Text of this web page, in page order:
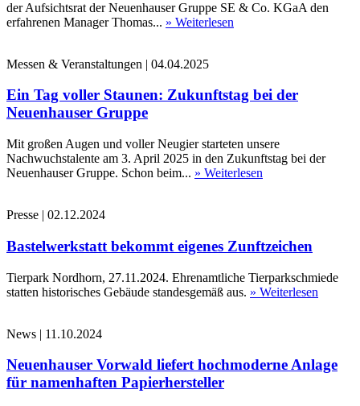
der Aufsichtsrat der Neuenhauser Gruppe SE & Co. KGaA den
erfahrenen Manager Thomas... » Weiterlesen
Messen & Veranstaltungen | 04.04.2025
Ein Tag voller Staunen: Zukunftstag bei der
Neuenhauser Gruppe
Mit großen Augen und voller Neugier starteten unsere
Nachwuchstalente am 3. April 2025 in den Zukunftstag bei der
Neuenhauser Gruppe. Schon beim... » Weiterlesen
Presse | 02.12.2024
Bastelwerkstatt bekommt eigenes Zunftzeichen
Tierpark Nordhorn, 27.11.2024. Ehrenamtliche Tierparkschmiede
statten historisches Gebäude standesgemäß aus. » Weiterlesen
News | 11.10.2024
Neuenhauser Vorwald liefert hochmoderne Anlage
für namenhaften Papierhersteller